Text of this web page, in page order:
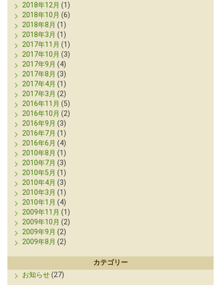
2018年12月 (1)
2018年10月 (6)
2018年8月 (1)
2018年3月 (1)
2017年11月 (1)
2017年10月 (3)
2017年9月 (4)
2017年8月 (3)
2017年4月 (1)
2017年3月 (2)
2016年11月 (5)
2016年10月 (2)
2016年9月 (3)
2016年7月 (1)
2016年6月 (4)
2010年8月 (1)
2010年7月 (3)
2010年5月 (1)
2010年4月 (3)
2010年3月 (1)
2010年1月 (4)
2009年11月 (1)
2009年10月 (2)
2009年9月 (2)
2009年8月 (2)
カテゴリー
お知らせ(27)